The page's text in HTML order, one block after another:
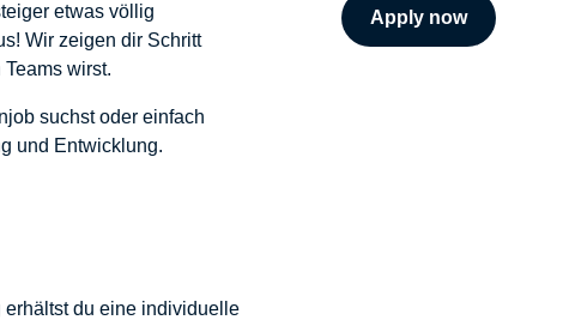
etwas völlig
Wir zeigen dir Schritt
wirst.
suchst oder einfach
und Entwicklung.
erhältst du eine individuelle
Apply now